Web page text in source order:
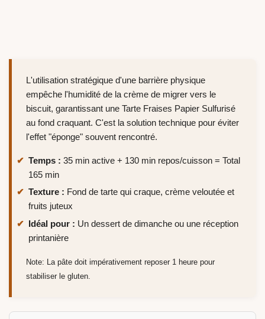
L'utilisation stratégique d'une barrière physique
empêche l'humidité de la crème de migrer vers le
biscuit, garantissant une Tarte Fraises Papier Sulfurisé
au fond craquant. C'est la solution technique pour éviter
l'effet "éponge" souvent rencontré.
Temps : 35 min active + 130 min repos/cuisson = Total
165 min
Texture : Fond de tarte qui craque, crème veloutée et
fruits juteux
Idéal pour : Un dessert de dimanche ou une réception
printanière
Note: La pâte doit impérativement reposer 1 heure pour
stabiliser le gluten.